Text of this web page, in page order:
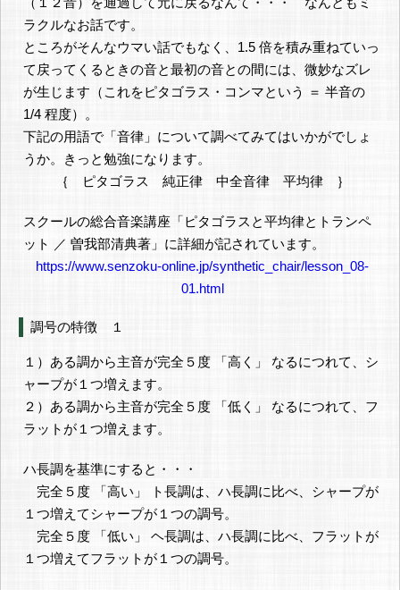
ラクルなお話です。
ところがそんなウマい話でもなく、1.5 倍を積み重ねていっ
て戻ってくるときの音と最初の音との間には、微妙なズレ
が生じます（これをピタゴラス・コンマという ＝ 半音の
1/4 程度）。
下記の用語で「音律」について調べてみてはいかがでしょ
うか。きっと勉強になります。
｛ ピタゴラス 純正律 中全音律 平均律 ｝
スクールの総合音楽講座「ピタゴラスと平均律とトランペ
ット ／ 曽我部清典著」に詳細が記されています。
https://www.senzoku-online.jp/synthetic_chair/lesson_08-
01.html
調号の特徴 １
１）ある調から主音が完全５度 「高く」 なるにつれて、シ
ャープが１つ増えます。
２）ある調から主音が完全５度 「低く」 なるにつれて、フ
ラットが１つ増えます。
ハ長調を基準にすると・・・
完全５度 「高い」 ト長調は、ハ長調に比べ、シャープが
１つ増えてシャープが１つの調号。
完全５度 「低い」 ヘ長調は、ハ長調に比べ、フラットが
１つ増えてフラットが１つの調号。